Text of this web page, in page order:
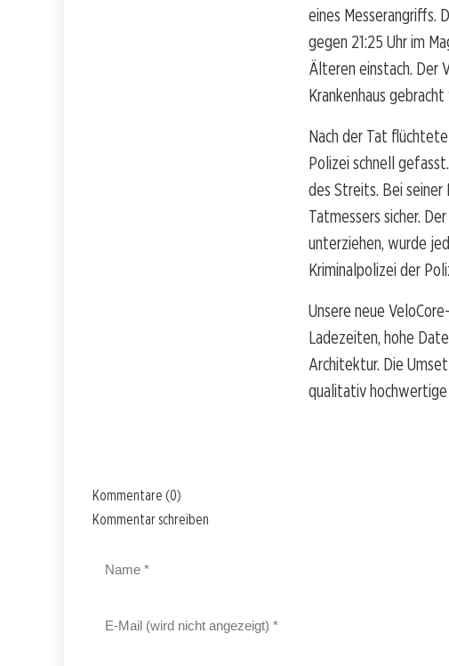
eines Messerangriffs.
gegen 21:25 Uhr im
Älteren einstach. Der
Krankenhaus
Nach der Tat
Polizei schnell
des Streits. Bei
Tatmessers sicher.
unterziehen, wurde
Kriminalpolizei der
Unsere neue
Ladezeiten, hohe
Architektur. Die
qualitativ hochwertige
Kommentare (0)
Kommentar schreiben